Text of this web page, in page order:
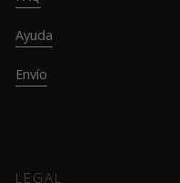
Ayuda
Envío
LEGAL